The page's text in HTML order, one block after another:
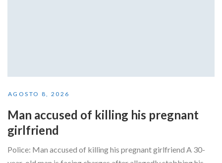
AGOSTO 8, 2026
Man accused of killing his pregnant
girlfriend
Police: Man accused of killing his pregnant girlfriend A 30-